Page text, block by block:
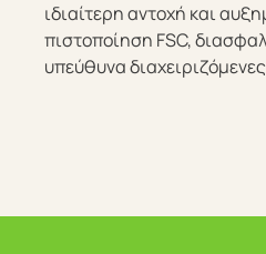
ιδιαίτερη αντοχή και
πιστοποίηση FSC,
υπεύθυνα